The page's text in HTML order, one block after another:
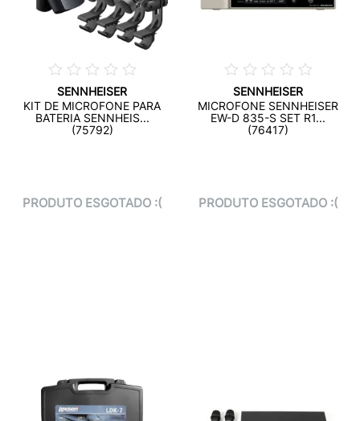
SENNHEISER
KIT DE MICROFONE PARA
BATERIA SENNHEIS...
(75792)
PRODUTO ESGOTADO :(
SENNHEISER
MICROFONE SENNHEISER
EW-D 835-S SET R1...
(76417)
PRODUTO ESGOTADO :(